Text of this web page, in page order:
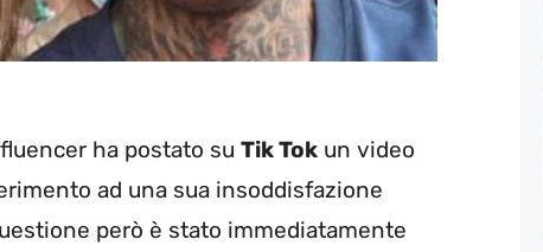
ha postato su Tik Tok un video
ad una sua insoddisfazione
però è stato immediatamente